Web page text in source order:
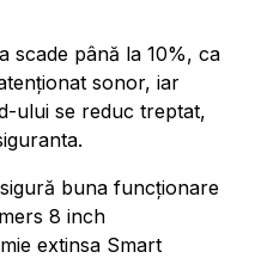
scade până la 10%, ca
sonor, iar
ului se reduc treptat,
buna funcționare
8 inch
extinsa Smart